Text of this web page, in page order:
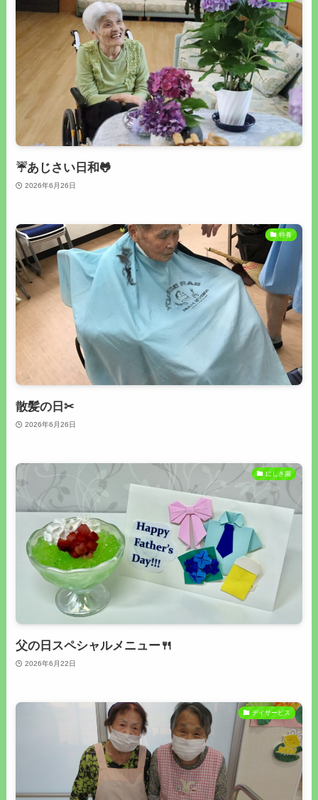
☔あじさい日和🐸
2026年6月26日
特養
散髪の日✂
2026年6月26日
にしき園
父の日スペシャルメニュー🍴
2026年6月22日
デイサービス